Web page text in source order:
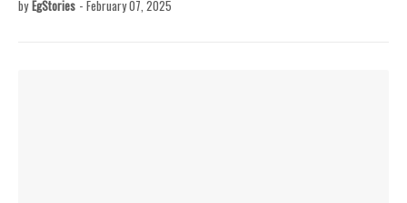
by EgStories - February 07, 2025